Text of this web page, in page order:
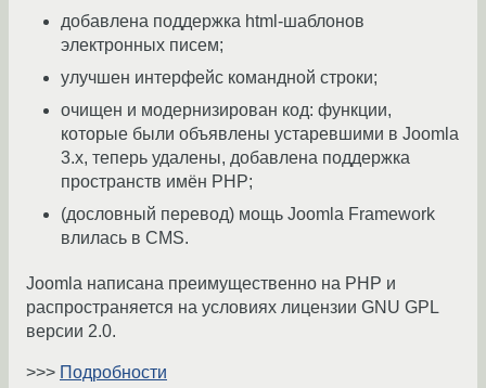
добавлена поддержка html-шаблонов
электронных писем;
улучшен интерфейс командной строки;
очищен и модернизирован код: функции,
которые были объявлены устаревшими в Joomla
3.x, теперь удалены, добавлена поддержка
пространств имён РНР;
(дословный перевод) мощь Joomla Framework
влилась в CMS.
Joomla написана преимущественно на РНР и
распространяется на условиях лицензии GNU GPL
версии 2.0.
>>> Подробности